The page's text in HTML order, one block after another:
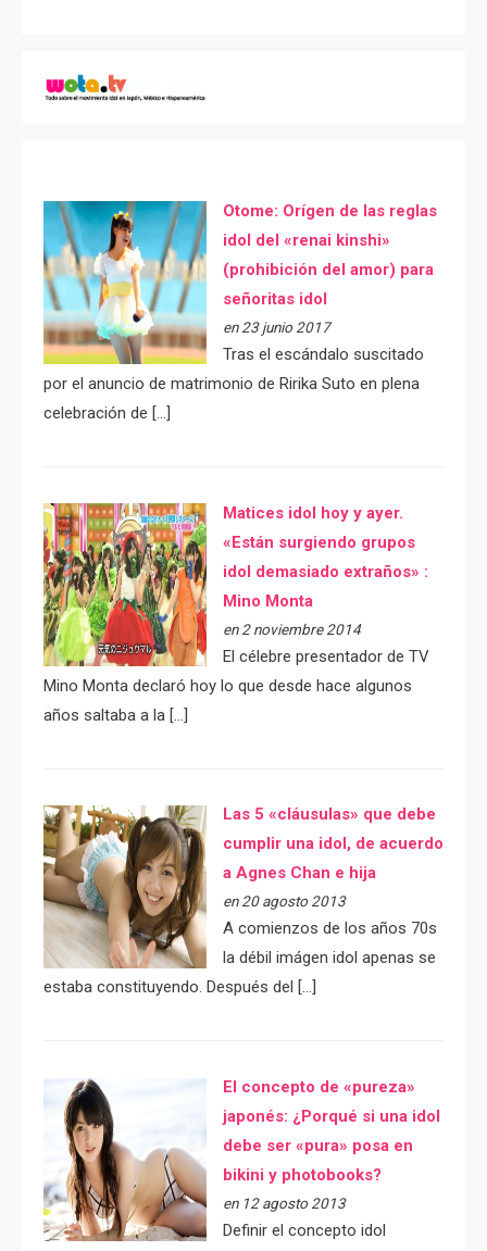
Otome: Orígen de las reglas
idol del «renai kinshi»
(prohibición del amor) para
señoritas idol
en 23 junio 2017
Tras el escándalo suscitado
por el anuncio de matrimonio de Ririka Suto en plena
celebración de […]
Matices idol hoy y ayer.
«Están surgiendo grupos
idol demasiado extraños» :
Mino Monta
en 2 noviembre 2014
El célebre presentador de TV
Mino Monta declaró hoy lo que desde hace algunos
años saltaba a la […]
Las 5 «cláusulas» que debe
cumplir una idol, de acuerdo
a Agnes Chan e hija
en 20 agosto 2013
A comienzos de los años 70s
la débil imágen idol apenas se
estaba constituyendo. Después del […]
El concepto de «pureza»
japonés: ¿Porqué si una idol
debe ser «pura» posa en
bikini y photobooks?
en 12 agosto 2013
Definir el concepto idol